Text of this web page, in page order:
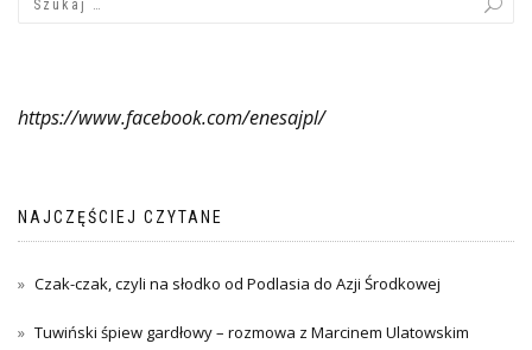
https://www.facebook.com/enesajpl/
NAJCZĘŚCIEJ CZYTANE
Czak-czak, czyli na słodko od Podlasia do Azji Środkowej
Tuwiński śpiew gardłowy – rozmowa z Marcinem Ulatowskim